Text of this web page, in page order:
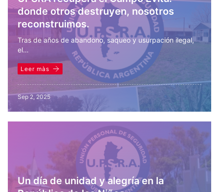
donde otros destruyen, nosotros
reconstruimos.
Tras de años de abandono, saqueo y usurpación ilegal,
el…
Leer màs
Sep 2, 2025
Un día de unidad y alegría en la